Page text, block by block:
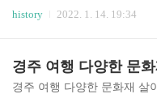
기를 납치해 뉴욕 세계 무역
의 국방부 청사에 충돌했고
스코로 향하던 비행기 한 대
전하였습니다. 이탈리아는
리제국과 제 3국 동맹을 맺
지 않다가 연합국이 이기면
국의 영토 일부분을 받는 조
history 2022. 1. 14. 19:34
경주 여행 다양한 문화
경주 여행 다양한 문화재 살